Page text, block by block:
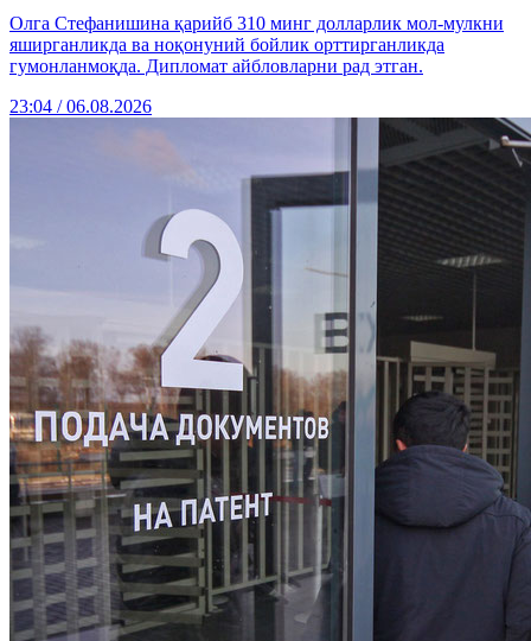
Олга Стефанишина қарийб 310 минг долларлик мол-мулкни
яширганликда ва ноқонуний бойлик орттирганликда
гумонланмоқда. Дипломат айбловларни рад этган.
23:04 / 06.08.2026